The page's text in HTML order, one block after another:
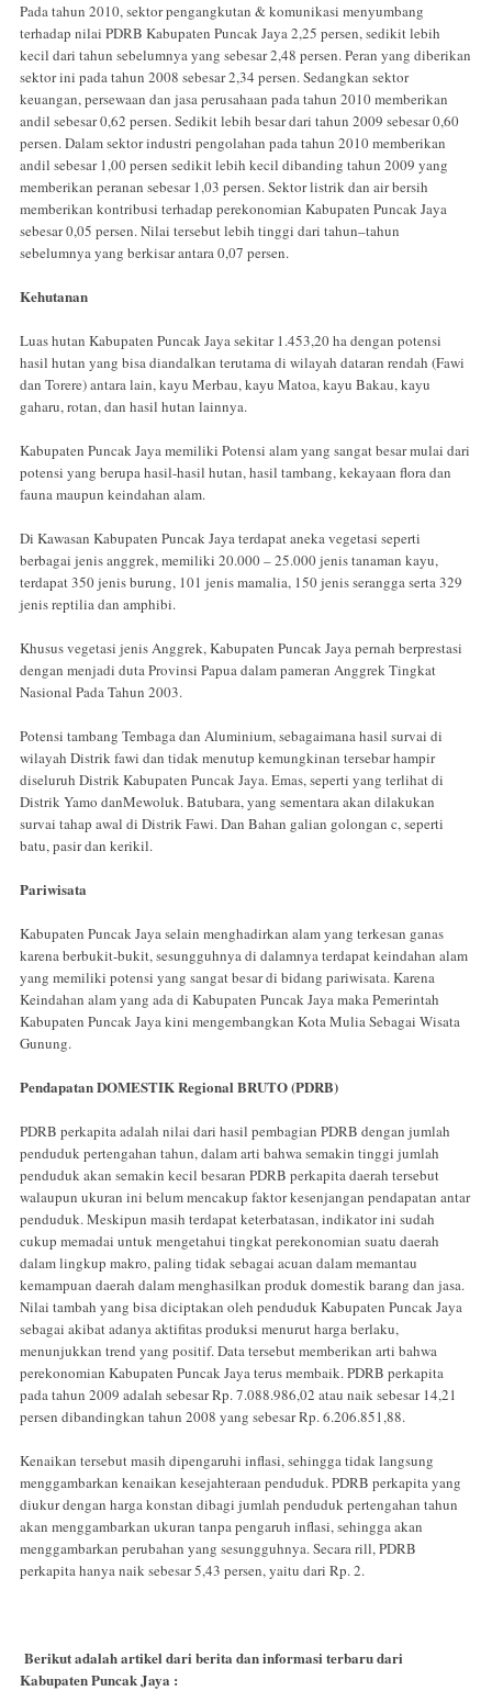
Pada tahun 2010, sektor pengangkutan & komunikasi menyumbang
terhadap nilai PDRB Kabupaten Puncak Jaya 2,25 persen, sedikit lebih
kecil dari tahun sebelumnya yang sebesar 2,48 persen. Peran yang diberikan
sektor ini pada tahun 2008 sebesar 2,34 persen. Sedangkan sektor
keuangan, persewaan dan jasa perusahaan pada tahun 2010 memberikan
andil sebesar 0,62 persen. Sedikit lebih besar dari tahun 2009 sebesar 0,60
persen. Dalam sektor industri pengolahan pada tahun 2010 memberikan
andil sebesar 1,00 persen sedikit lebih kecil dibanding tahun 2009 yang
memberikan peranan sebesar 1,03 persen. Sektor listrik dan air bersih
memberikan kontribusi terhadap perekonomian Kabupaten Puncak Jaya
sebesar 0,05 persen. Nilai tersebut lebih tinggi dari tahun–tahun
sebelumnya yang berkisar antara 0,07 persen.
Kehutanan
Luas hutan Kabupaten Puncak Jaya sekitar 1.453,20 ha dengan potensi
hasil hutan yang bisa diandalkan terutama di wilayah dataran rendah (Fawi
dan Torere) antara lain, kayu Merbau, kayu Matoa, kayu Bakau, kayu
gaharu, rotan, dan hasil hutan lainnya.
Kabupaten Puncak Jaya memiliki Potensi alam yang sangat besar mulai dari
potensi yang berupa hasil-hasil hutan, hasil tambang, kekayaan flora dan
fauna maupun keindahan alam.
Di Kawasan Kabupaten Puncak Jaya terdapat aneka vegetasi seperti
berbagai jenis anggrek, memiliki 20.000 – 25.000 jenis tanaman kayu,
terdapat 350 jenis burung, 101 jenis mamalia, 150 jenis serangga serta 329
jenis reptilia dan amphibi.
Khusus vegetasi jenis Anggrek, Kabupaten Puncak Jaya pernah berprestasi
dengan menjadi duta Provinsi Papua dalam pameran Anggrek Tingkat
Nasional Pada Tahun 2003.
Potensi tambang Tembaga dan Aluminium, sebagaimana hasil survai di
wilayah Distrik fawi dan tidak menutup kemungkinan tersebar hampir
diseluruh Distrik Kabupaten Puncak Jaya. Emas, seperti yang terlihat di
Distrik Yamo danMewoluk. Batubara, yang sementara akan dilakukan
survai tahap awal di Distrik Fawi. Dan Bahan galian golongan c, seperti
batu, pasir dan kerikil.
Pariwisata
Kabupaten Puncak Jaya selain menghadirkan alam yang terkesan ganas
karena berbukit-bukit, sesungguhnya di dalamnya terdapat keindahan alam
yang memiliki potensi yang sangat besar di bidang pariwisata. Karena
Keindahan alam yang ada di Kabupaten Puncak Jaya maka Pemerintah
Kabupaten Puncak Jaya kini mengembangkan Kota Mulia Sebagai Wisata
Gunung.
Pendapatan DOMESTIK Regional BRUTO (PDRB)
PDRB perkapita adalah nilai dari hasil pembagian PDRB dengan jumlah
penduduk pertengahan tahun, dalam arti bahwa semakin tinggi jumlah
penduduk akan semakin kecil besaran PDRB perkapita daerah tersebut
walaupun ukuran ini belum mencakup faktor kesenjangan pendapatan antar
penduduk. Meskipun masih terdapat keterbatasan, indikator ini sudah
cukup memadai untuk mengetahui tingkat perekonomian suatu daerah
dalam lingkup makro, paling tidak sebagai acuan dalam memantau
kemampuan daerah dalam menghasilkan produk domestik barang dan jasa.
Nilai tambah yang bisa diciptakan oleh penduduk Kabupaten Puncak Jaya
sebagai akibat adanya aktifitas produksi menurut harga berlaku,
menunjukkan trend yang positif. Data tersebut memberikan arti bahwa
perekonomian Kabupaten Puncak Jaya terus membaik. PDRB perkapita
pada tahun 2009 adalah sebesar Rp. 7.088.986,02 atau naik sebesar 14,21
persen dibandingkan tahun 2008 yang sebesar Rp. 6.206.851,88.
Kenaikan tersebut masih dipengaruhi inflasi, sehingga tidak langsung
menggambarkan kenaikan kesejahteraan penduduk. PDRB perkapita yang
diukur dengan harga konstan dibagi jumlah penduduk pertengahan tahun
akan menggambarkan ukuran tanpa pengaruh inflasi, sehingga akan
menggambarkan perubahan yang sesungguhnya. Secara rill, PDRB
perkapita hanya naik sebesar 5,43 persen, yaitu dari Rp. 2.
Berikut adalah artikel dari berita dan informasi terbaru dari
Kabupaten Puncak Jaya :